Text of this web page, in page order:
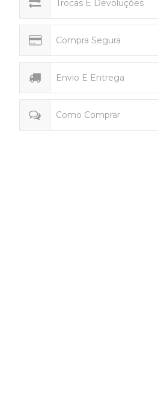
Trocas E Devoluções
Compra Segura
Envio E Entrega
Como Comprar